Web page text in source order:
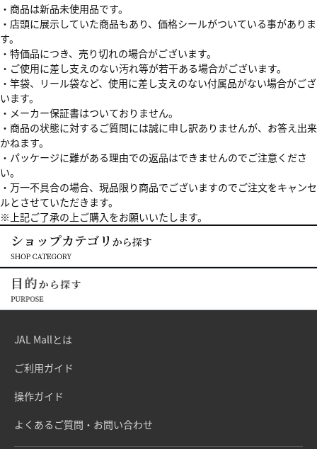
・商品は新品未使用品です。
・店頭に展示していた商品もあり、価格シールがついている事がありま
す。
・特価品につき、売り切れの場合がございます。
・ご使用に差し支えのない汚れ等が若干ある場合がございます。
・竿袋、リール袋など、使用に差し支えのない付属品がない場合がござ
います。
・メーカー保証書はついておりません。
・商品の状態に対するご質問には誠に申し訳ありませんが、お答え出来
かねます。
・パッケージに難がある理由での返品はできませんのでご注意くださ
い。
・万一不具合の場合、現品限り商品でございますのでご注文をキャンセ
ルとさせていただきます。
※上記ご了承の上ご購入をお願いいたします。
JAL Mallとは
ご利用ガイド
操作ガイド
よくあるご質問・お問い合わせ